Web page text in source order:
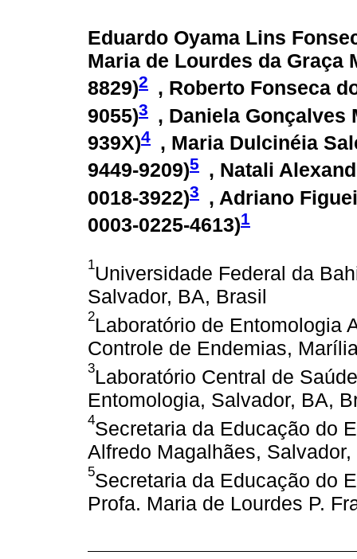
Eduardo Oyama Lins
Maria de Lourdes da Graça
8829)2
, Roberto Fonseca
9055)3
, Daniela Gonçalves
939X)4 , Maria Dulcinéia
9449-9209)5
, Natali
0018-3922)3
, Adriano
0003-0225-4613)1
1Universidade Federal da
Salvador, BA, Brasil
2Laboratório de Entomologia
Controle de Endemias,
3Laboratório Central de
Entomologia, Salvador, BA,
4Secretaria da Educação do
Alfredo Magalhães,
5Secretaria da Educação do
Profa. Maria de Lourdes P.